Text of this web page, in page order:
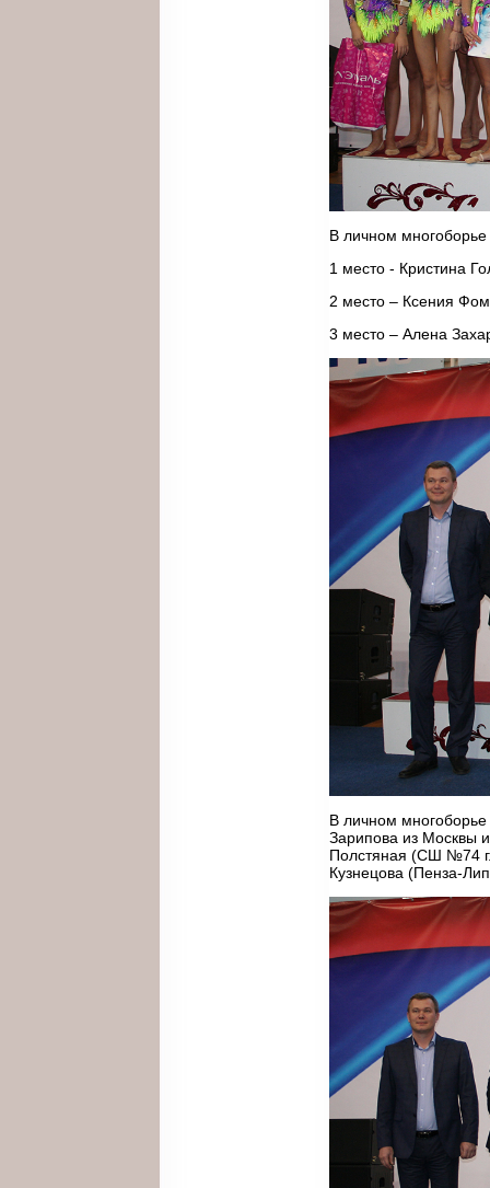
В личном
1 место - Кристина
2 место – Ксения
3 место – Алена
В личном
Зарипова из Москвы
Полстяная (СШ №74 г.
Кузнецова (Пенза-